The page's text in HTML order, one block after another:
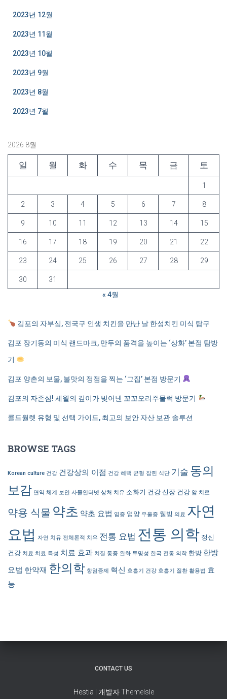
2023년 12월
2023년 11월
2023년 10월
2023년 9월
2023년 8월
2023년 7월
2026 8월
일 월 화 수 목 금 토
1
2 3 4 5 6 7 8
9 10 11 12 13 14 15
16 17 18 19 20 21 22
23 24 25 26 27 28 29
30
31
« 4월
김포의 자부심, 전국구 인생 치킨을 만난 날 한성치킨 미식 탐구
김포 장기동의 미식 랜드마크, 만두의 품격을 높이는 ‘상화’ 본점 탐방
기
김포 양촌의 보물, 불맛의 정점을 찍는 ‘그집’ 본점 방문기
김포의 자존심! 세월의 깊이가 빚어낸 꼬꼬오리주물럭 방문기
콜드월렛 유형 및 선택 가이드, 최고의 보안 자산 보관 솔루션
BROWSE TAGS
Korean culture 건강 건강상의 이점 건강 혜택 균형 잡힌 식단 기술 동의
보감 면역 체계 보안 사물인터넷 상처 치유 소화기 건강 신장 건강 암 치료
약용 식물 약초 약초 요법 염증 영양 우울증 웰빙 의료 자연
요법
자연 치유 전체론적 치유 전통 요법 전통 의학 정신
건강 치료 치료 특성 치료 효과 치질 통증 완화 투명성 한국 전통 의학 한방 한방
요법 한약재 한의학 항염증제 혁신 호흡기 건강 호흡기 질환 활용법 효
능
CONTACT US
Hestia | 개발자ThemeIsle